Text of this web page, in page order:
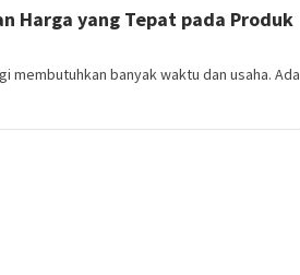
Harga yang Tepat pada Produk
banyak waktu dan usaha. Ada